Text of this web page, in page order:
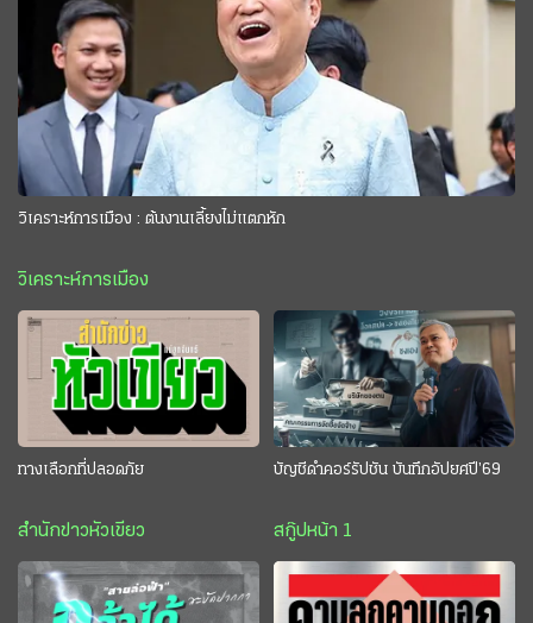
วิเคราะห์การเมือง : ต้นงานเลี้ยงไม่แตกหัก
วิเคราะห์การเมือง
ทางเลือกที่ปลอดภัย
สำนักข่าวหัวเขียว
บัญชีดำคอร์รัปชัน บันทึกอัปยศปี’69
สกู๊ปหน้า 1